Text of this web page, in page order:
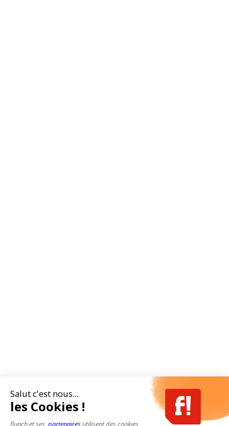
Salut c'est nous...
les Cookies !
flunch et ses partenairesutilisent des cookies